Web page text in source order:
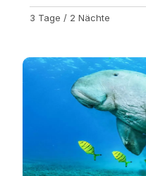
3 Tage / 2 Nächte